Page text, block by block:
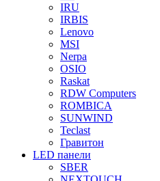
IRU
IRBIS
Lenovo
MSI
Nerpa
OSIO
Raskat
RDW Computers
ROMBICA
SUNWIND
Teclast
Гравитон
LED панели
SBER